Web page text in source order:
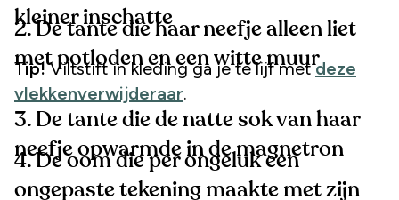
kleiner inschatte
2. De tante die haar neefje alleen liet
met potloden en een witte muur
Tip!Viltstift in kleding ga je te lijf metdeze
vlekkenverwijderaar.
3. De tante die de natte sok van haar
neefje opwarmde in de magnetron
4. De oom die per ongeluk een
ongepaste tekening maakte met zijn